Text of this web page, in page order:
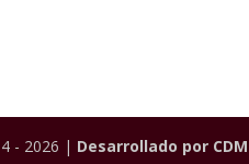
- 2026 | Desarrollado por